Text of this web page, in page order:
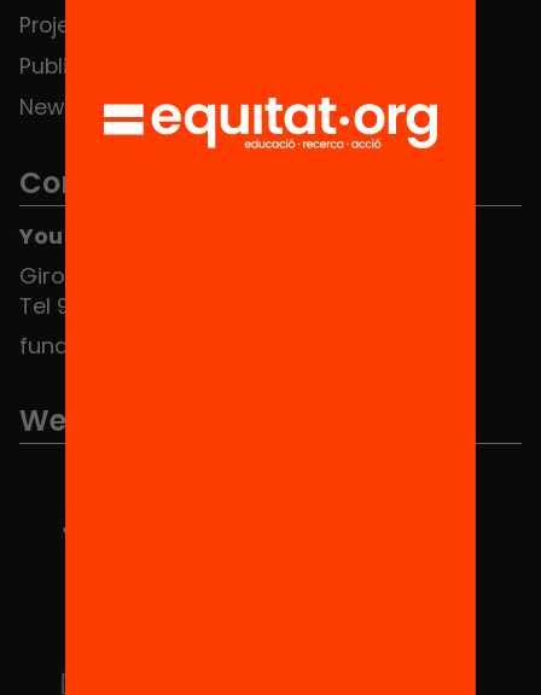
Projects
Publications and videos
News
Contact
You can find us at the Social HUB
Girona 34, interior 08010 Barcelona
Tel 934 588 700
fundacio@equitat.org
We are part of...